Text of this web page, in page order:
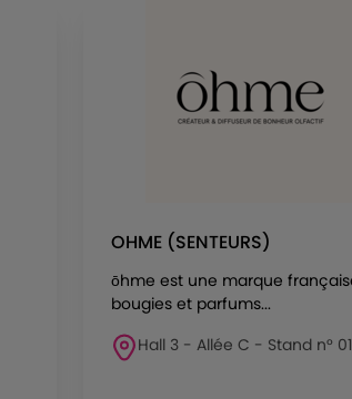
OHME (SENTEURS)
ōhme est une marque
bougies et parfums...
Hall 3 - Allée C - Stand n°